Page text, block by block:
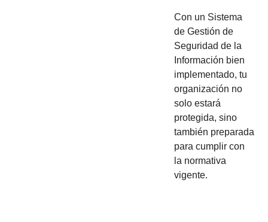
Con un Sistema
de Gestión de
Seguridad de la
Información bien
implementado, tu
organización no
solo estará
protegida, sino
también preparada
para cumplir con
la normativa
vigente.